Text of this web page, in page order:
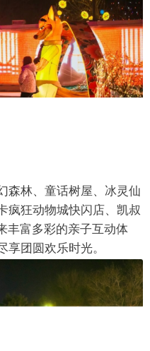
森林、童话树屋、冰灵仙
疯狂动物城快闪店、凯叔
丰富多彩的亲子互动体
团圆欢乐时光。